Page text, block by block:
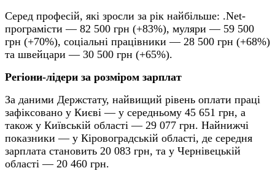
Серед професій, які зросли за рік найбільше: .Net-
програмісти — 82 500 грн (+83%), муляри — 59 500
грн (+70%), соціальні працівники — 28 500 грн (+68%)
та швейцари — 30 500 грн (+65%).
Регіони-лідери за розміром зарплат
За даними Держстату, найвищий рівень оплати праці
зафіксовано у Києві — у середньому 45 651 грн, а
також у Київській області — 29 077 грн. Найнижчі
показники — у Кіровоградській області, де середня
зарплата становить 20 083 грн, та у Чернівецькій
області — 20 460 грн.